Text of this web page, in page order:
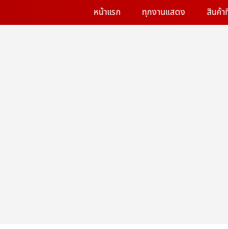
หน้าแรก ทุกงานแสดง สินค้า